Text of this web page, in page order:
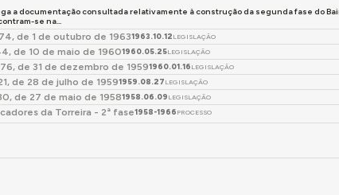
previa a construção inicial de 12 fogos e a possível
um deles situado no limite poente do terreno,
por três grupos de quatro habitações térreas,
casa grupo, encontram-se percursos pedonais de
às construções originais, embora todos os fogos
a documentação consultada relativamente à construção da segunda fase do
se na...
de 1 de outubro de 19631963.10.12 LEGISLAÇÃO
de 10 de maio de 19601960.05.25LEGISLAÇÃO
de 31 de dezembro de 19591960.01.16 LEGISLAÇÃO
de 28 de julho de 19591959.08.27 LEGISLAÇÃO
de 27 de maio de 19581958.06.09 LEGISLAÇÃO
da Torreira - 2ª fase1958-1966 PROCESSO